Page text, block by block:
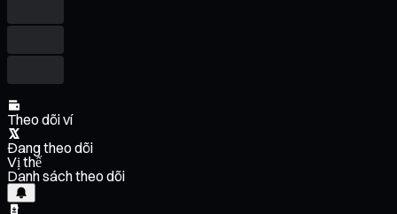
Theo dõi ví
Đang theo dõi
Vị thế
Danh sách theo dõi